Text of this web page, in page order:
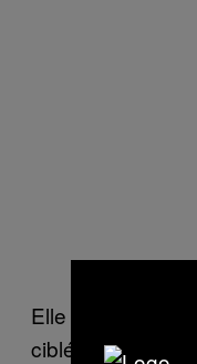
Elle demande
ciblées, visant